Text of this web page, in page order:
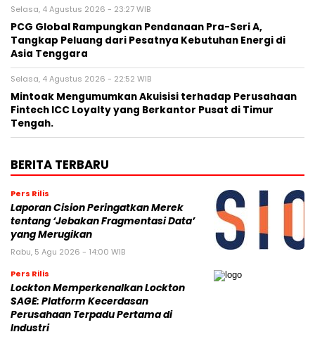
Selasa, 4 Agustus 2026 - 23:27 WIB
PCG Global Rampungkan Pendanaan Pra-Seri A,
Tangkap Peluang dari Pesatnya Kebutuhan Energi di
Asia Tenggara
Selasa, 4 Agustus 2026 - 22:52 WIB
Mintoak Mengumumkan Akuisisi terhadap Perusahaan
Fintech ICC Loyalty yang Berkantor Pusat di Timur
Tengah.
BERITA TERBARU
Pers Rilis
Laporan Cision Peringatkan Merek
tentang ‘Jebakan Fragmentasi Data’
yang Merugikan
Rabu, 5 Agu 2026 - 14:00 WIB
Pers Rilis
Lockton Memperkenalkan Lockton
SAGE: Platform Kecerdasan
Perusahaan Terpadu Pertama di
Industri